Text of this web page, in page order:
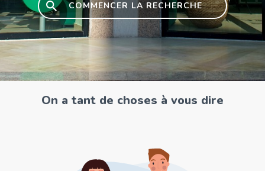
COMMENCER LA RECHERCHE
On a tant de choses à vous dire